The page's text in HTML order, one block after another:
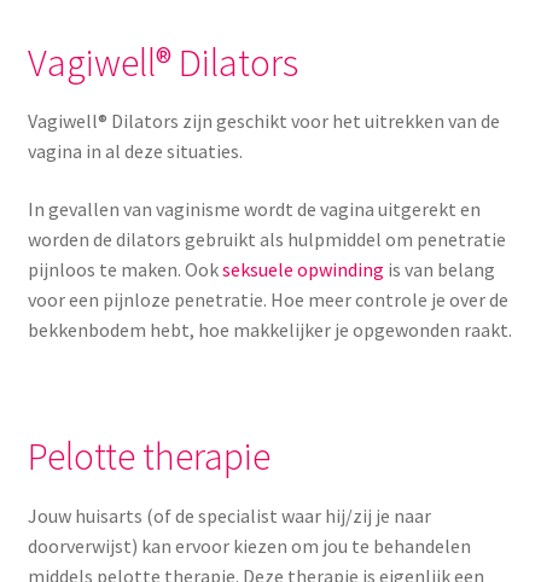
Vagiwell® Dilators
Vagiwell® Dilators zijn geschikt voor het uitrekken van de
vagina in al deze situaties.
In gevallen van vaginisme wordt de vagina uitgerekt en
worden de dilators gebruikt als hulpmiddel om penetratie
pijnloos te maken. Ookseksuele opwinding is van belang
voor een pijnloze penetratie. Hoe meer controle je over de
bekkenbodem hebt, hoe makkelijker je opgewonden raakt.
Pelotte therapie
Jouw huisarts (of de specialist waar hij/zij je naar
doorverwijst) kan ervoor kiezen om jou te behandelen
middels pelotte therapie. Deze therapie is eigenlijk een